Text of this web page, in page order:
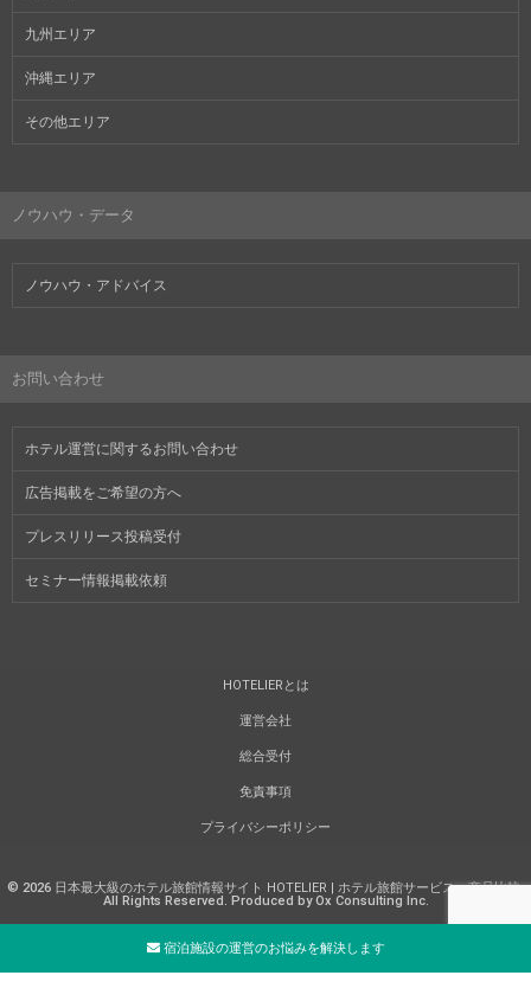
九州エリア
沖縄エリア
その他エリア
ノウハウ・データ
ノウハウ・アドバイス
お問い合わせ
ホテル運営に関するお問い合わせ
広告掲載をご希望の方へ
プレスリリース投稿受付
セミナー情報掲載依頼
HOTELIERとは
運営会社
総合受付
免責事項
プライバシーポリシー
© 2026 日本最大級のホテル旅館情報サイト HOTELIER | ホテル旅館サービス・商品比較.
All Rights Reserved. Produced by Ox Consulting Inc.
宿泊施設の運営のお悩みを解決します